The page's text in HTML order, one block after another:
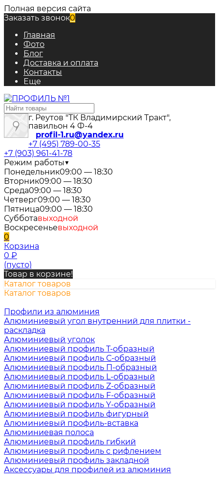
Полная версия сайта
Заказать звонок0
Главная
Фото
Блог
Доставка и оплата
Контакты
Еще
г. Реутов "ТК Владимирский Тракт",
павильон 4 Ф-4
profil-1.ru@yandex.ru
+7 (495) 789-00-35
+7 (903) 961-41-78
Режим работы▼
Понедельник09:00 — 18:30
Вторник09:00 — 18:30
Среда09:00 — 18:30
Четверг09:00 — 18:30
Пятница09:00 — 18:30
Субботавыходной
Воскресеньевыходной
0
Корзина
0 ₽
(пусто)
Товар в корзине!
Каталог товаров
Каталог товаров
Профили из алюминия
Алюминиевый угол внутренний для плитки -
раскладка
Алюминиевый уголок
Алюминиевый профиль Т-образный
Алюминиевый профиль С-образный
Алюминиевый профиль П-образный
Алюминиевый профиль L-образный
Алюминиевый профиль Z-образный
Алюминиевый профиль F-образный
Алюминиевый профиль Y-образный
Алюминиевый профиль фигурный
Алюминиевый профиль-вставка
Алюминиевая полоса
Алюминиевый профиль гибкий
Алюминиевый профиль с рифлением
Алюминиевый профиль закладной
Аксессуары для профилей из алюминия